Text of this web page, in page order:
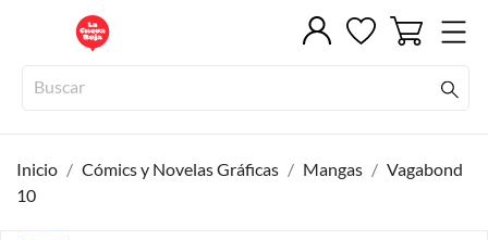
Inicio Cómics y Novelas Gráficas Mangas
Vagabond
10